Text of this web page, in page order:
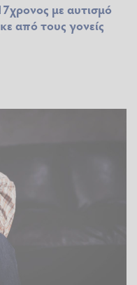
με αυτισμό
από τους γονείς